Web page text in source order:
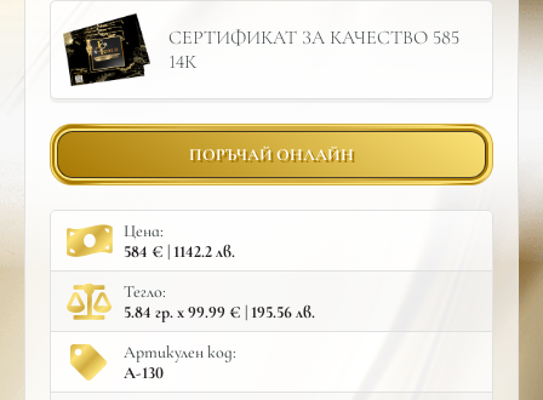
СЕРТИФИКАТ ЗА КАЧЕСТВО 585
14К
ПОРЪЧАЙ ОНЛАЙН
Цена:
584 € | 1142.2 лв.
Тегло:
5.84 гр. x 99.99 € | 195.56 лв.
Артикулен код:
A-130